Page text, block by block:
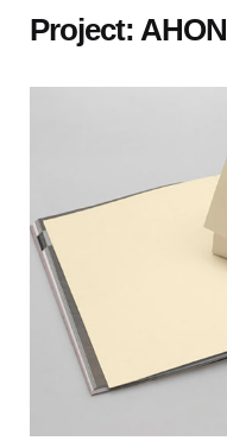
Project: AHON